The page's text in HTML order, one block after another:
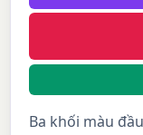
Ba khối màu